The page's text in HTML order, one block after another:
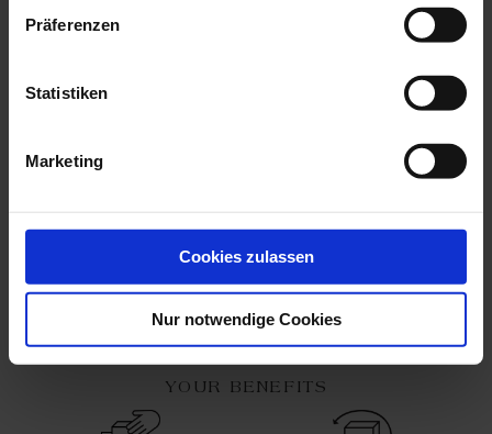
Präferenzen
Statistiken
Marketing
Cookies zulassen
Nur notwendige Cookies
$155.00 $176.00
YOUR BENEFITS